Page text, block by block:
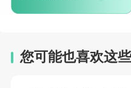
您可能也喜欢这